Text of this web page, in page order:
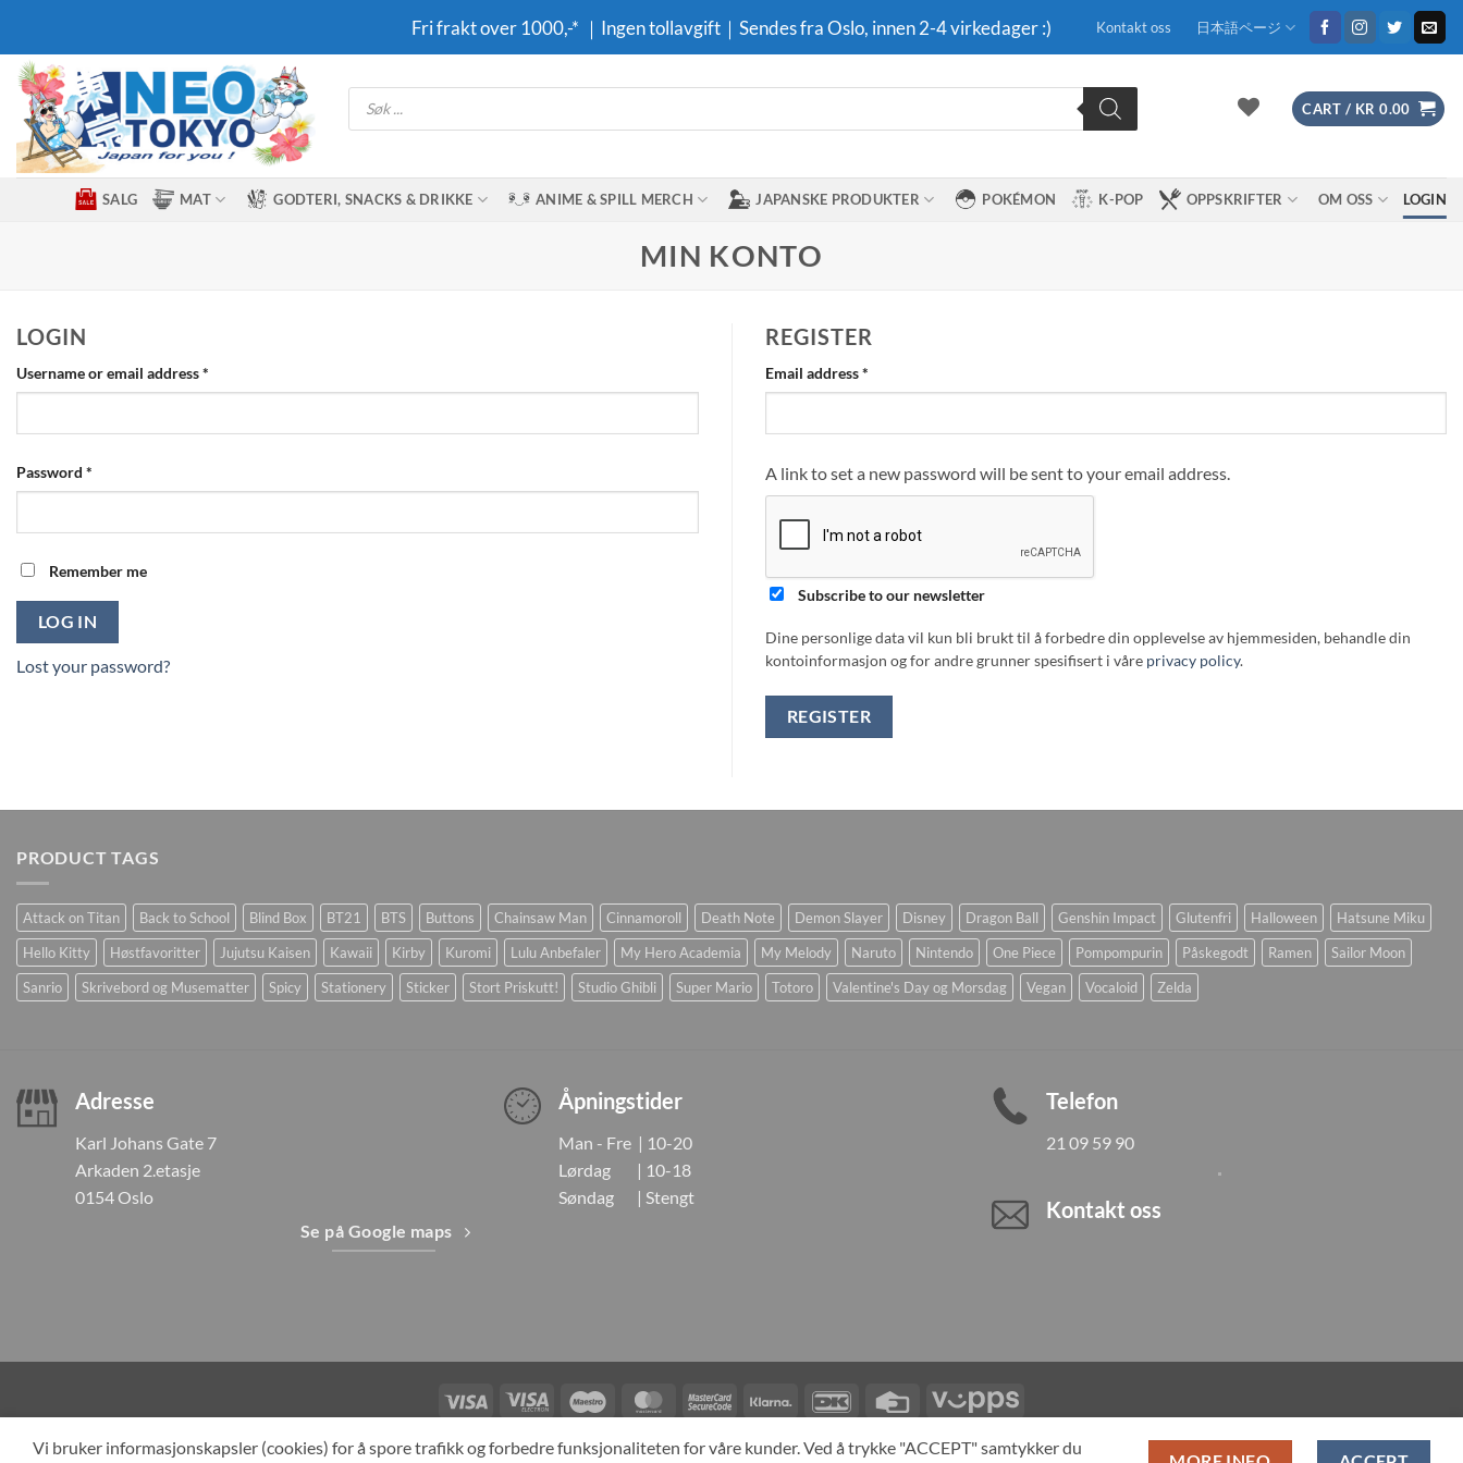
content
Fri frakt over 1000,-* ｜Ingen tollavgift｜Sendes fra Oslo, innen 2-4 virkedager :) Kontakt oss 日本語ページ
Products
search
CART / KR 0.00
SALG MAT GODTERI, SNACKS & DRIKKE ANIME & SPILL MERCH JAPANSKE PRODUKTER POKÉMON K-POP OPPSKRIFTER OM OSS LOGIN
MIN KONTO
LOGIN
Username or email address*
Password *
Remember me
LOG IN
Lost your password?
REGISTER
Email address*
A link to set a new password will be sent to your email address.
Subscribe to our newsletter
Dine personlige data vil kun bli brukt til å forbedre din opplevelse av hjemmesiden, behandle din
kontoinformasjon og for andre grunner spesifisert i våre privacy policy.
REGISTER
PRODUCT TAGS
Attack on Titan Back to School Blind Box BT21 BTS Buttons Chainsaw Man Cinnamoroll Death Note Demon Slayer Disney Dragon Ball Genshin Impact Glutenfri Halloween
Hatsune Miku
Hello Kitty
Høstfavoritter Jujutsu Kaisen Kawaii Kirby Kuromi Lulu Anbefaler My Hero Academia My Melody Naruto Nintendo One Piece Pompompurin Påskegodt Ramen
Sailor Moon
Sanrio
Skrivebord og Musematter Spicy Stationery Sticker Stort Priskutt! Studio Ghibli Super Mario Totoro Valentine's Day og Morsdag Vegan Vocaloid Zelda
Adresse
Karl Johans Gate 7
Arkaden 2.etasje
0154 Oslo
Se på Google maps
Åpningstider
Man - Fre | 10-20
Lørdag | 10-18
Søndag | Stengt
Telefon
21 09 59 90
Kontakt oss
Visa
Visa
Electron
Maestro MasterCardMasterCard
2
Klarna DanKort
Credit
Card
Vipps
TILBAKEKALLINGER KONTAKT OSS OM OSS SPESIALBESTILLING MIN KONTO ALL PRODUCTS
Vi bruker informasjonskapsler (cookies) for å spore trafikk og forbedre funksjonaliteten for våre kunder. Ved å trykke "ACCEPT" samtykker du